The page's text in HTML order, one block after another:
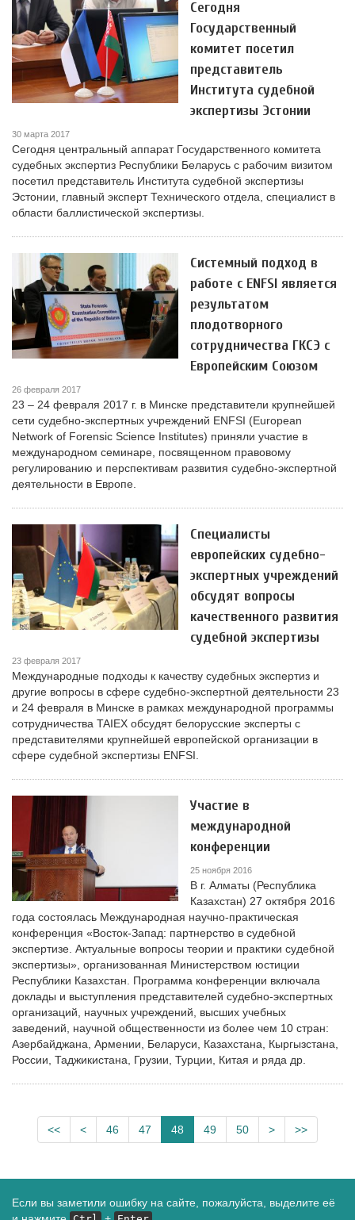
Сегодня
Государственный
комитет посетил
представитель
Института судебной
экспертизы Эстонии
30 марта 2017
Сегодня центральный аппарат Государственного комитета
судебных экспертиз Республики Беларусь с рабочим визитом
посетил представитель Института судебной экспертизы
Эстонии, главный эксперт Технического отдела, специалист в
области баллистической экспертизы.
Системный подход в
работе с ENFSI является
результатом
плодотворного
сотрудничества ГКСЭ с
Европейским Союзом
26 февраля 2017
23 – 24 февраля 2017 г. в Минске представители крупнейшей
сети судебно-экспертных учреждений ENFSI (European
Network of Forensic Science Institutes) приняли участие в
международном семинаре, посвященном правовому
регулированию и перспективам развития судебно-экспертной
деятельности в Европе.
Специалисты
европейских судебно-
экспертных учреждений
обсудят вопросы
качественного развития
судебной экспертизы
23 февраля 2017
Международные подходы к качеству судебных экспертиз и
другие вопросы в сфере судебно-экспертной деятельности 23
и 24 февраля в Минске в рамках международной программы
сотрудничества TAIEX обсудят белорусские эксперты с
представителями крупнейшей европейской организации в
сфере судебной экспертизы ENFSI.
Участие в
международной
конференции
25 ноября 2016
В г. Алматы (Республика
Казахстан) 27 октября 2016
года состоялась Международная научно-практическая
конференция «Восток-Запад: партнерство в судебной
экспертизе. Актуальные вопросы теории и практики судебной
экспертизы», организованная Министерством юстиции
Республики Казахстан. Программа конференции включала
доклады и выступления представителей судебно-экспертных
организаций, научных учреждений, высших учебных
заведений, научной общественности из более чем 10 стран:
Азербайджана, Армении, Беларуси, Казахстана, Кыргызстана,
России, Таджикистана, Грузии, Турции, Китая и ряда др.
<< < 46 47 48 49 50 > >>
Если вы заметили ошибку на сайте, пожалуйста, выделите её